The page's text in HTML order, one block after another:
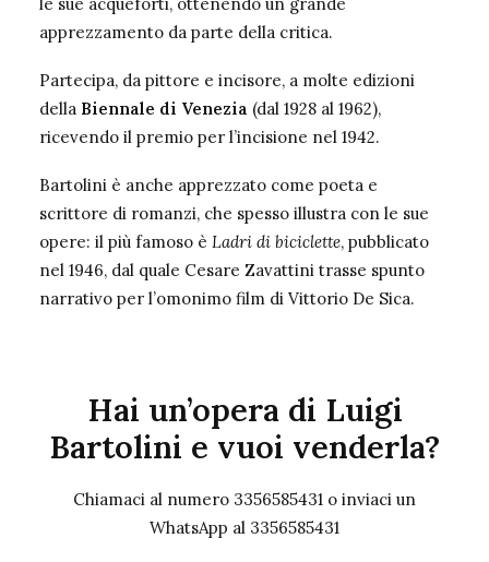
apprezzamento da parte della critica.
Partecipa, da pittore e incisore, a molte edizioni
della Biennale di Venezia (dal 1928 al 1962),
ricevendo il premio per l’incisione nel 1942.
Bartolini è anche apprezzato come poeta e
scrittore di romanzi, che spesso illustra con le sue
opere: il più famoso è Ladri di biciclette, pubblicato
nel 1946, dal quale Cesare Zavattini trasse spunto
narrativo per l’omonimo film di Vittorio De Sica.
Hai un’opera di Luigi
Bartolini e vuoi venderla?
Chiamaci al numero 3356585431 o inviaci un
WhatsApp al 3356585431